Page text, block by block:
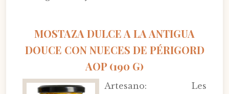
MOSTAZA DULCE A LA ANTIGUA
DOUCE CON NUECES DE PÉRIGORD
AOP (190 G)
Artesano: Les